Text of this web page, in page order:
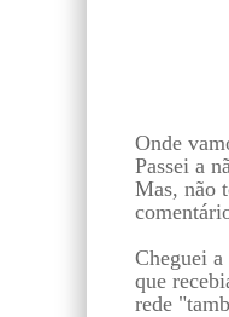
Onde
Passei a
Mas, não
Cheguei
que
rede